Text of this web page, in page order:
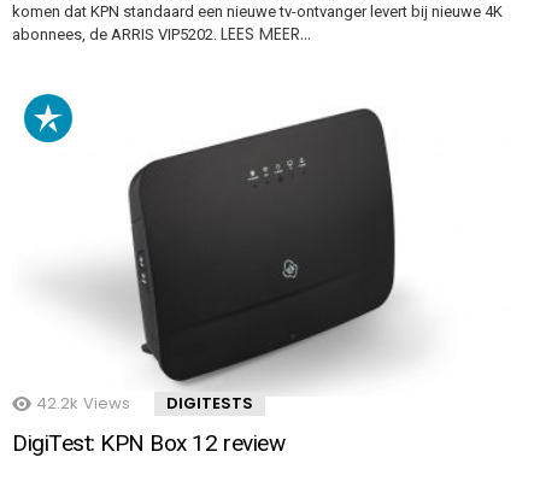
komen dat KPN standaard een nieuwe tv-ontvanger levert bij nieuwe 4K
abonnees, de ARRIS VIP5202. LEES MEER…
42.2k Views DIGITESTS
DigiTest: KPN Box 12 review